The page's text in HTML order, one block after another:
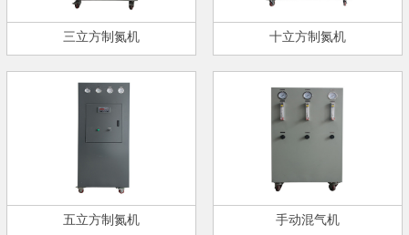
三立方制氮机 十立方制氮机
五立方制氮机 手动混气机